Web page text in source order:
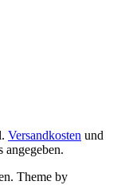
Versandkosten und
angegeben.
Theme by